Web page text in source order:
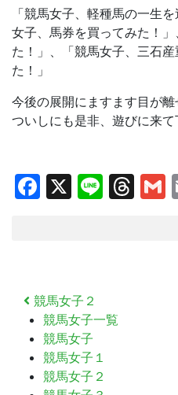
「競馬女子、軽種馬の一生
女子、馬券を買ってみた！
た！」、「競馬女子、三石
た！」
今後の展開にますます目が
ついしにも是非、遊びに来
Facebook
X Line
投
稿
ナ
ビ
ゲ
ー
競馬女子２
競馬女子一覧
競馬女子
競馬女子１
競馬女子２